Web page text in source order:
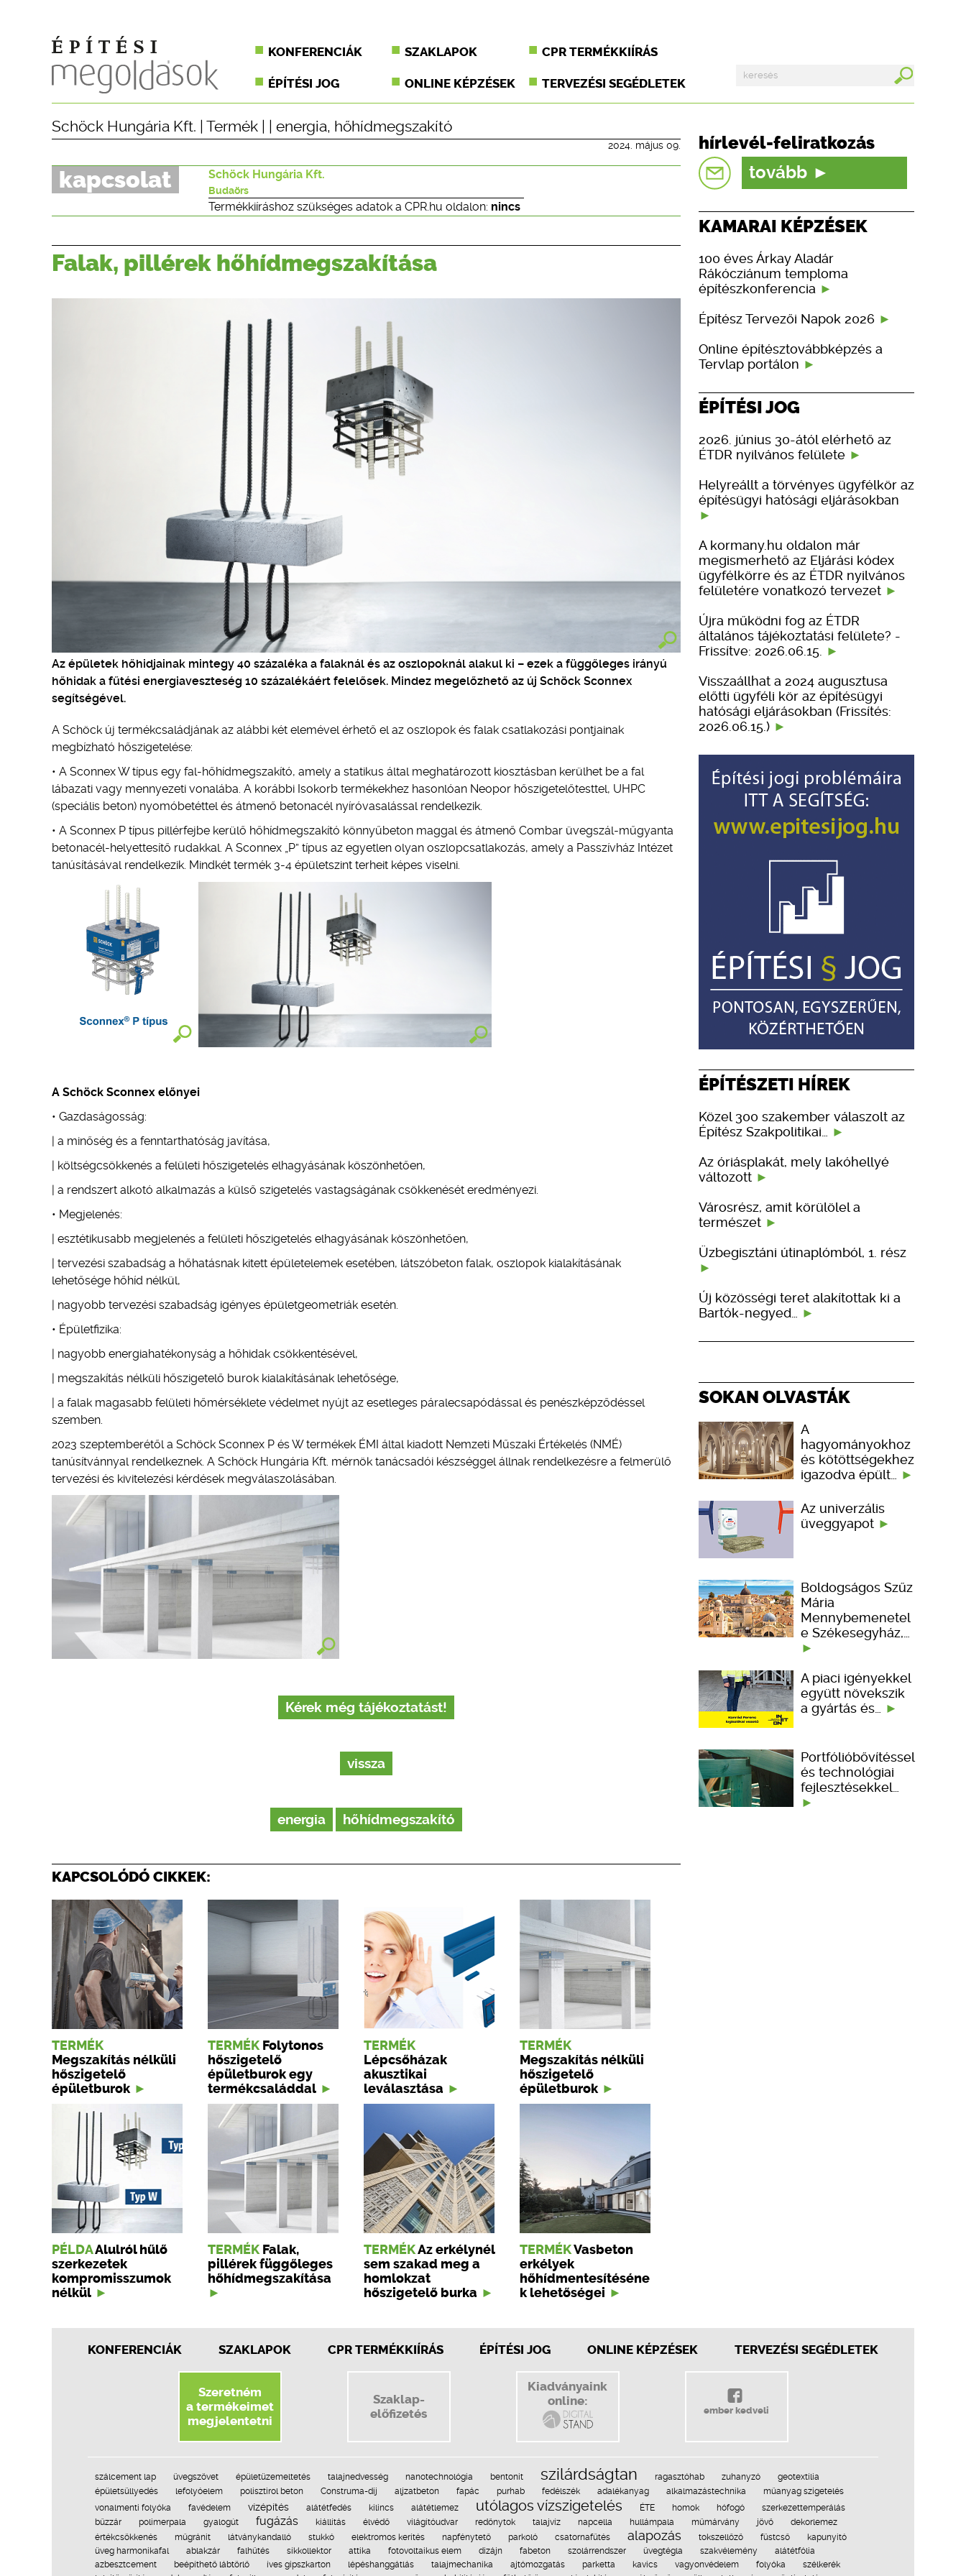
KONFERENCIÁK SZAKLAPOK CPR TERMÉKKIÍRÁS
ÉPÍTÉSI JOG ONLINE KÉPZÉSEK TERVEZÉSI SEGÉDLETEK
Schöck Hungária Kft. Termék energia, hőhídmegszakító
2024. május 09.
kapcsolat Schöck Hungária Kft.
Budaörs
Termékkiíráshoz szükséges adatok a CPR.hu oldalon: nincs
Falak, pillérek hőhídmegszakítása
Az épületek hőhidjainak mintegy 40 százaléka a falaknál és az oszlopoknál alakul ki – ezek a függőleges irányú
hőhidak a fűtési energiaveszteség 10 százalékáért felelősek. Mindez megelőzhető az új Schöck Sconnex
segítségével.
A Schöck új termékcsaládjának az alábbi két elemével érhető el az oszlopok és falak csatlakozási pontjainak
megbízható hőszigetelése:
• A Sconnex W típus egy fal-hőhídmegszakító, amely a statikus által meghatározott kiosztásban kerülhet be a fal
lábazati vagy mennyezeti vonalába. A korábbi Isokorb termékekhez hasonlóan Neopor hőszigetelőtesttel, UHPC
(speciális beton) nyomóbetéttel és átmenő betonacél nyíróvasalással rendelkezik.
• A Sconnex P típus pillérfejbe kerülő hőhídmegszakító könnyűbeton maggal és átmenő Combar üvegszál-műgyanta
betonacél-helyettesítő rudakkal. A Sconnex „P” típus az egyetlen olyan oszlopcsatlakozás, amely a Passzívház Intézet
tanúsításával rendelkezik. Mindkét termék 3-4 épületszint terheit képes viselni.
A Schöck Sconnex előnyei
• Gazdaságosság:
| a minőség és a fenntarthatóság javítása,
| költségcsökkenés a felületi hőszigetelés elhagyásának köszönhetően,
| a rendszert alkotó alkalmazás a külső szigetelés vastagságának csökkenését eredményezi.
• Megjelenés:
| esztétikusabb megjelenés a felületi hőszigetelés elhagyásának köszönhetően,
| tervezési szabadság a hőhatásnak kitett épületelemek esetében, látszóbeton falak, oszlopok kialakításának
lehetősége hőhíd nélkül,
| nagyobb tervezési szabadság igényes épületgeometriák esetén.
• Épületfizika:
| nagyobb energiahatékonyság a hőhidak csökkentésével,
| megszakítás nélküli hőszigetelő burok kialakításának lehetősége,
| a falak magasabb felületi hőmérséklete védelmet nyújt az esetleges páralecsapódással és penészképződéssel
szemben.
2023 szeptemberétől a Schöck Sconnex P és W termékek ÉMI által kiadott Nemzeti Műszaki Értékelés (NMÉ)
tanúsítvánnyal rendelkeznek. A Schöck Hungária Kft. mérnök tanácsadói készséggel állnak rendelkezésre a felmerülő
tervezési és kivitelezési kérdések megválaszolásában.
Kérek még tájékoztatást!
vissza
energia hőhídmegszakító
KAPCSOLÓDÓ CIKKEK:
TERMÉK
Megszakítás nélküli
hőszigetelő
épületburok
TERMÉK Folytonos
hőszigetelő
épületburok egy
termékcsaláddal
TERMÉK
Lépcsőházak
akusztikai
leválasztása
TERMÉK
Megszakítás nélküli
hőszigetelő
épületburok
PÉLDAAlulról hűlő
szerkezetek
kompromisszumok
nélkül
TERMÉK Falak,
pillérek függőleges
hőhídmegszakítása
TERMÉKAz erkélynél
sem szakad meg a
homlokzat
hőszigetelő burka
TERMÉKVasbeton
erkélyek
hőhídmentesítéséne
k lehetőségei
hírlevél-feliratkozás
tovább
KAMARAI KÉPZÉSEK
100 éves Árkay Aladár
Rákócziánum temploma
építészkonferencia
Építész Tervezői Napok 2026
Online építésztovábbképzés a
Tervlap portálon
ÉPÍTÉSI JOG
2026. június 30-ától elérhető az
ÉTDR nyilvános felülete
Helyreállt a törvényes ügyfélkör az
építésügyi hatósági eljárásokban
A kormany.hu oldalon már
megismerhető az Eljárási kódex
ügyfélkörre és az ÉTDR nyilvános
felületére vonatkozó tervezet
Újra működni fog az ÉTDR
általános tájékoztatási felülete? -
Frissítve: 2026.06.15.
Visszaállhat a 2024 augusztusa
előtti ügyféli kör az építésügyi
hatósági eljárásokban (Frissítés:
2026.06.15.)
ÉPÍTÉSZETI HÍREK
Közel 300 szakember válaszolt az
Építész Szakpolitikai…
Az óriásplakát, mely lakóhellyé
változott
Városrész, amit körülölel a
természet
Üzbegisztáni útinaplómból, 1. rész
Új közösségi teret alakítottak ki a
Bartók-negyed…
SOKAN OLVASTÁK
A
hagyományokhoz
és kötöttségekhez
igazodva épült…
Az univerzális
üveggyapot
Boldogságos Szűz
Mária
Mennybemenetel
e Székesegyház,…
A piaci igényekkel
együtt növekszik
a gyártás és…
Portfólióbővítéssel
és technológiai
fejlesztésekkel…
KONFERENCIÁK SZAKLAPOK CPR TERMÉKKIÍRÁS ÉPÍTÉSI JOG ONLINE KÉPZÉSEK TERVEZÉSI SEGÉDLETEK
Szeretném
a termékeimet
megjelentetni
Szaklap-
előfizetés
Kiadványaink
online:
ember kedveli
szálcement lap üvegszövet épületüzemeltetés talajnedvesség nanotechnológia bentonit szilárdságtan ragasztóhab zuhanyzó
geotextília
épületsüllyedés
lefolyóelem polisztirol beton Construma-díj aljzatbeton fapác purhab fedélszék adalékanyag alkalmazástechnika
műanyag szigetelés
vonalmenti folyóka
favédelem vízépítés alátétfedés kilincs alátétlemez utólagos vízszigetelés ÉTE homok hófogó
szerkezettemperálás
bűzzár
polimerpala gyalogút fugázás kiállítás élvédő világítóudvar redőnytok talajvíz napcella hullámpala műmárvány jövő
dekorlemez
értékcsökkenés
műgránit látványkandalló stukkó elektromos kerítés napfénytető parkoló csatornafűtés alapozás tokszellőző füstcső
kapunyitó
üveg harmonikafal
ablakzár falhűtés síkkollektor attika fotovoltaikus elem dizájn fabeton szolárrendszer üvegtégla szakvélemény
alátétfólia
azbesztcement
beépíthető lábtörlő íves gipszkarton lépéshanggátlás talajmechanika ajtómozgatás parketta kavics vagyonvédelem folyóka
szélkerék